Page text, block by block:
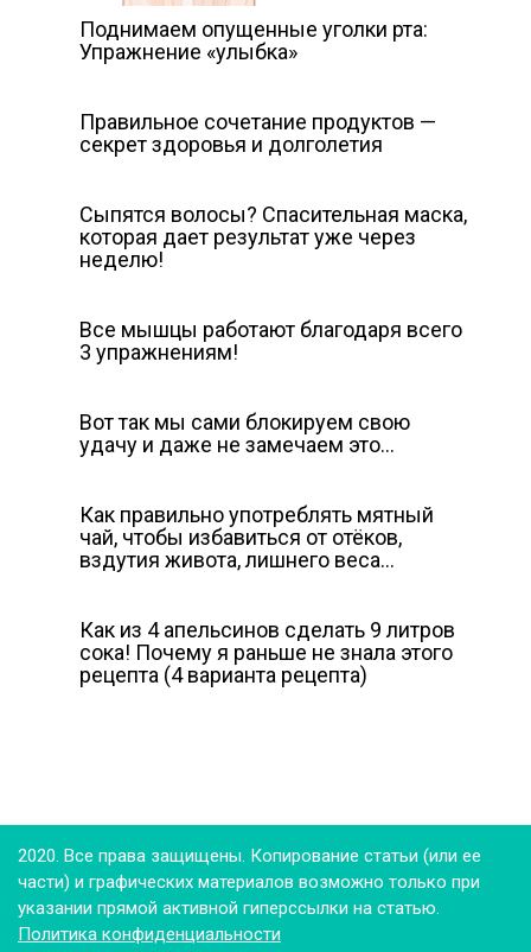
Поднимаем опущенные уголки рта:
Упражнение «улыбка»
Правильное сочетание продуктов —
секрет здоровья и долголетия
Сыпятся волосы? Спасительная маска,
которая дает результат уже через
неделю!
Все мышцы работают благодаря всего
3 упражнениям!
Вот так мы сами блокируем свою
удачу и даже не замечаем это…
Как правильно употреблять мятный
чай, чтобы избавиться от отёков,
вздутия живота, лишнего веса…
Как из 4 апельсинов сделать 9 литров
сока! Почему я раньше не знала этого
рецепта (4 варианта рецепта)
2020. Все права защищены. Копирование статьи (или ее
части) и графических материалов возможно только при
указании прямой активной гиперссылки на статью.
Политика конфиденциальности